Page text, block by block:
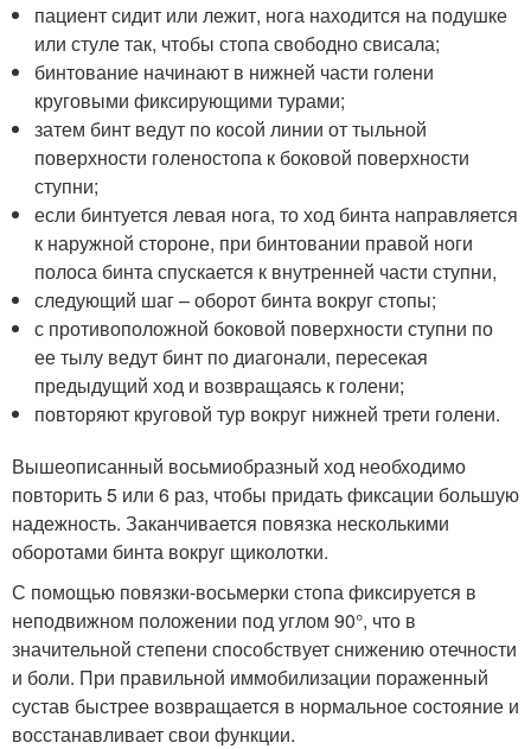
пациент сидит или лежит, нога находится на подушке
или стуле так, чтобы стопа свободно свисала;
бинтование начинают в нижней части голени
круговыми фиксирующими турами;
затем бинт ведут по косой линии от тыльной
поверхности голеностопа к боковой поверхности
ступни;
если бинтуется левая нога, то ход бинта направляется
к наружной стороне, при бинтовании правой ноги
полоса бинта спускается к внутренней части ступни,
следующий шаг – оборот бинта вокруг стопы;
с противоположной боковой поверхности ступни по
ее тылу ведут бинт по диагонали, пересекая
предыдущий ход и возвращаясь к голени;
повторяют круговой тур вокруг нижней трети голени.
Вышеописанный восьмиобразный ход необходимо
повторить 5 или 6 раз, чтобы придать фиксации большую
надежность. Заканчивается повязка несколькими
оборотами бинта вокруг щиколотки.
С помощью повязки-восьмерки стопа фиксируется в
неподвижном положении под углом 90°, что в
значительной степени способствует снижению отечности
и боли. При правильной иммобилизации пораженный
сустав быстрее возвращается в нормальное состояние и
восстанавливает свои функции.